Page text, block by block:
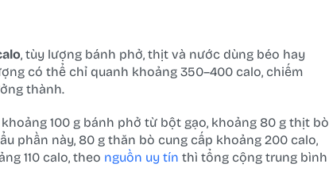
, tùy lượng bánh phở, thịt và nước dùng béo hay
có thể chỉ quanh khoảng 350–400 calo, chiếm
thành.
100 g bánh phở từ bột gạo, khoảng 80 g thịt bò
phần này, 80 g thăn bò cung cấp khoảng 200 calo,
110 calo, theo nguồn uy tín thì tổng cộng trung bình